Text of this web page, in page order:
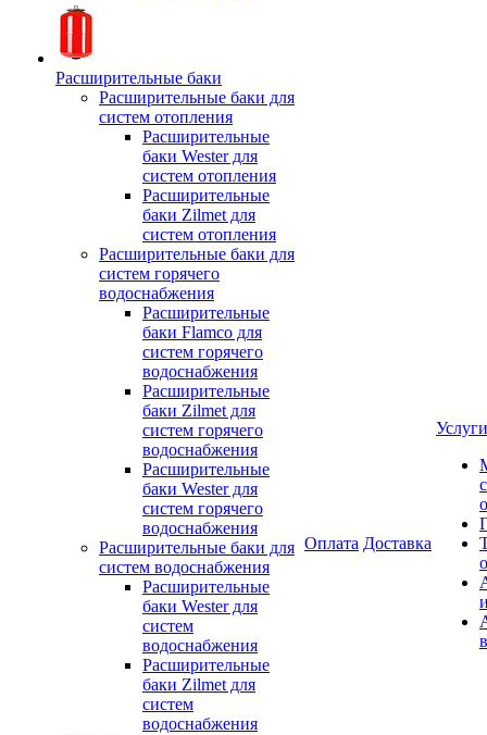
Расширительные баки
Расширительные баки для
систем отопления
Расширительные
баки Wester для
систем отопления
Расширительные
баки Zilmet для
систем отопления
Расширительные баки для
систем горячего
водоснабжения
Расширительные
баки Flamco для
систем горячего
водоснабжения
Расширительные
баки Zilmet для
систем горячего
водоснабжения
Расширительные
баки Wester для
систем горячего
водоснабжения
Расширительные баки для
систем водоснабжения
Расширительные
баки Wester для
систем
водоснабжения
Расширительные
баки Zilmet для
систем
водоснабжения
Оплата Доставка
Услуги